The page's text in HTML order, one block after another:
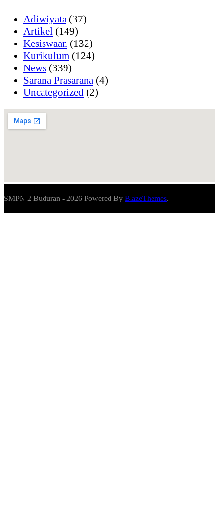
Adiwiyata (37)
Artikel (149)
Kesiswaan (132)
Kurikulum (124)
News (339)
Sarana Prasarana (4)
Uncategorized (2)
SMPN 2 Buduran - 2026 Powered By BlazeThemes.